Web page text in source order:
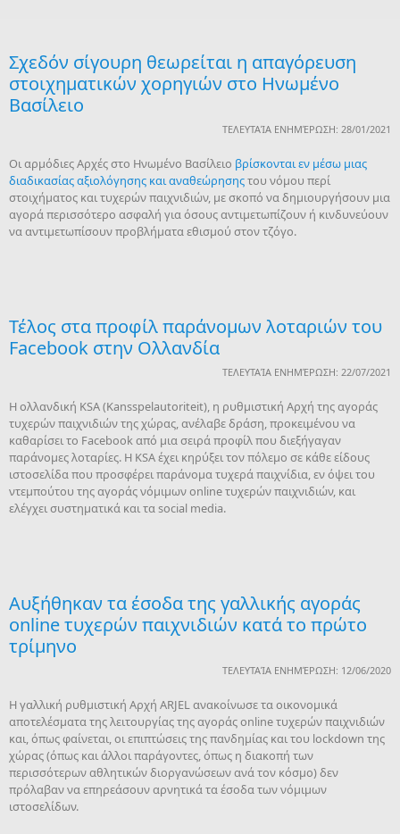
Σχεδόν σίγουρη θεωρείται η απαγόρευση
στοιχηματικών χορηγιών στο Ηνωμένο
Βασίλειο
ΤΕΛΕΥΤΑΊΑ ΕΝΗΜΈΡΩΣΗ: 28/01/2021
Οι αρμόδιες Αρχές στο Ηνωμένο Βασίλειο βρίσκονται εν μέσω μιας
διαδικασίας αξιολόγησης και αναθεώρησηςτου νόμου περί
στοιχήματος και τυχερών παιχνιδιών, με σκοπό να δημιουργήσουν μια
αγορά περισσότερο ασφαλή για όσους αντιμετωπίζουν ή κινδυνεύουν
να αντιμετωπίσουν προβλήματα εθισμού στον τζόγο.
Τέλος στα προφίλ παράνομων λοταριών του
Facebook στην Ολλανδία
ΤΕΛΕΥΤΑΊΑ ΕΝΗΜΈΡΩΣΗ: 22/07/2021
Η ολλανδική KSA (Kansspelautoriteit), η ρυθμιστική Αρχή της αγοράς
τυχερών παιχνιδιών της χώρας, ανέλαβε δράση, προκειμένου να
καθαρίσει το Facebook από μια σειρά προφίλ που διεξήγαγαν
παράνομες λοταρίες. Η KSA έχει κηρύξει τον πόλεμο σε κάθε είδους
ιστοσελίδα που προσφέρει παράνομα τυχερά παιχνίδια, εν όψει του
ντεμπούτου της αγοράς νόμιμων online τυχερών παιχνιδιών, και
ελέγχει συστηματικά και τα social media.
Αυξήθηκαν τα έσοδα της γαλλικής αγοράς
online τυχερών παιχνιδιών κατά το πρώτο
τρίμηνο
ΤΕΛΕΥΤΑΊΑ ΕΝΗΜΈΡΩΣΗ: 12/06/2020
Η γαλλική ρυθμιστική Αρχή ARJEL ανακοίνωσε τα οικονομικά
αποτελέσματα της λειτουργίας της αγοράς online τυχερών παιχνιδιών
και, όπως φαίνεται, οι επιπτώσεις της πανδημίας και του lockdown της
χώρας (όπως και άλλοι παράγοντες, όπως η διακοπή των
περισσότερων αθλητικών διοργανώσεων ανά τον κόσμο) δεν
πρόλαβαν να επηρεάσουν αρνητικά τα έσοδα των νόμιμων
ιστοσελίδων.